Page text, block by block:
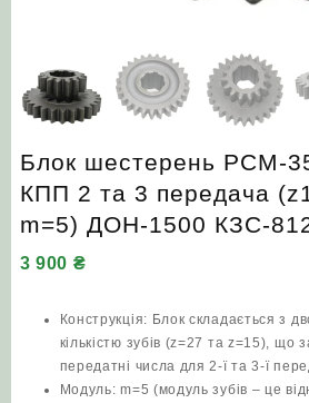
Блок шестерень РСМ-
КПП 2 та 3 передача
m=5) ДОН-1500 КЗС-
3 900 ₴
Конструкція: Блок складається з
кількістю зубів (z=27 та z=15), що
передатні числа для 2-ї та 3-ї
Модуль: m=5 (модуль зубів – це